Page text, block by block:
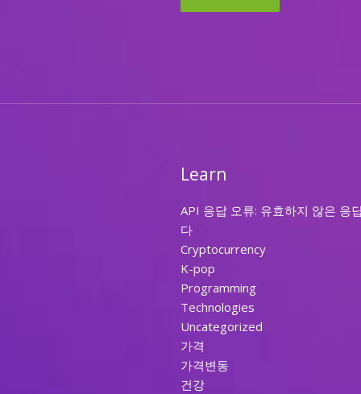
Learn
API 응답 오류: 유효하지 않은 응
다
Cryptocurrency
K-pop
Programming
Technologies
Uncategorized
가격
가격변동
건강